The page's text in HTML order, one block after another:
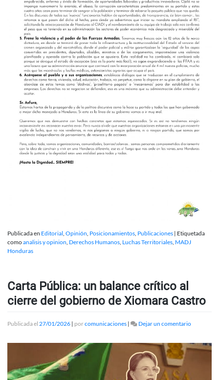
Publicada en Editorial Opinión Posicionamientos Publicaciones | Etiquetada
comoanalisis y opinion Derechos Humanos Luchas Territoriales MADJ
Honduras
Carta Pública: un balance crítico al
cierre del gobierno de Xiomara Castro
Publicada el 27/01/2026 | porcomunicaciones | Dejar un comentarioen
un